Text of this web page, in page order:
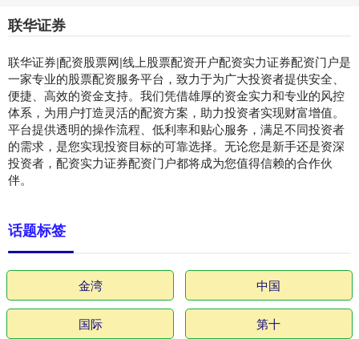
联华证券
联华证券|配资股票网|线上股票配资开户配资实力证券配资门户是
一家专业的股票配资服务平台，致力于为广大投资者提供安全、
便捷、高效的资金支持。我们凭借雄厚的资金实力和专业的风控
体系，为用户打造灵活的配资方案，助力投资者实现财富增值。
平台提供透明的操作流程、低利率和贴心服务，满足不同投资者
的需求，是您实现投资目标的可靠选择。无论您是新手还是资深
投资者，配资实力证券配资门户都将成为您值得信赖的合作伙
伴。
话题标签
金湾 中国
国际 第十